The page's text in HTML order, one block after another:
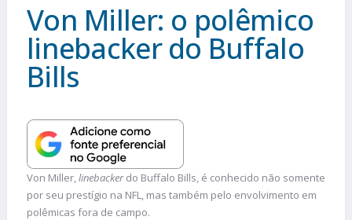
Von Miller: o polêmico
linebacker do Buffalo
Bills
Von Miller,linebackerdo Buffalo Bills, é conhecido não somente
por seu prestígio na NFL, mas também pelo envolvimento em
polêmicas fora de campo.